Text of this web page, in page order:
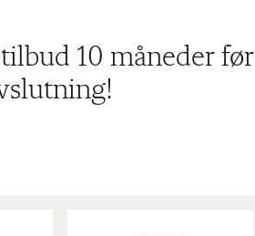
10 måneder før